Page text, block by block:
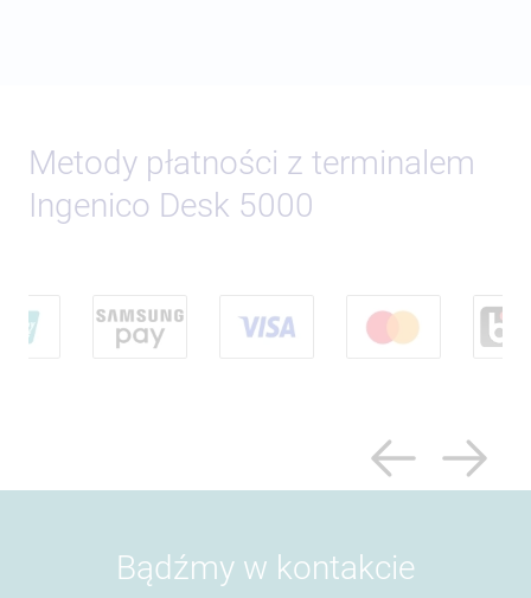
Metody płatności z terminalem
Ingenico Desk 5000
Bądźmy w kontakcie